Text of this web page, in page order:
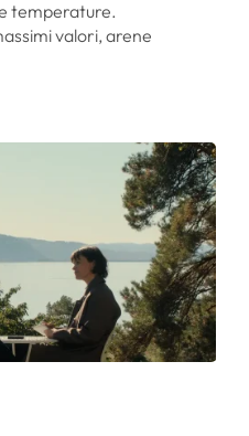
temperature.
valori, arene